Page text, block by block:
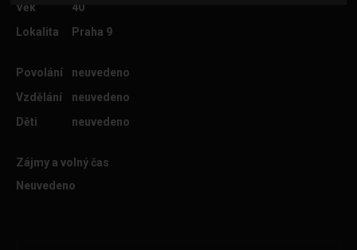
Věk
40
Lokalita
Praha 9
Povolání
neuvedeno
Vzdělání
neuvedeno
Děti
neuvedeno
Zájmy a volný čas
Neuvedeno